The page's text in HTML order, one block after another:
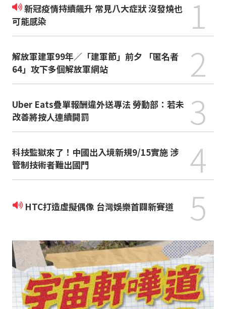
新冠疫情持續飆升 常見八大症狀 沒發燒也
可能感染
1
解放軍建軍99年／「建軍節」前夕 「匿名者
64」攻下多個解放軍網站
2
Uber Eats疊單報酬違外送專法 勞動部：若未
改善將按人連續開罰
3
科技監獄來了！中國出入境新規9/15實施 涉
管制技術者難出國門
4
HTC打造虛擬偶像 台灣娛樂首闢新賽道 5